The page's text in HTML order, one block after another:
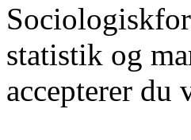
statistik og
accepterer du